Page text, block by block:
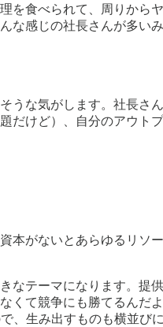
食べられて、周りから
な感じの社長さんが多いみ
な気がします。社長さ
けど）、自分のアウト
がないとあらゆるリソ
テーマになります。提
て競争にも勝てるんだ
生み出すものも横並び